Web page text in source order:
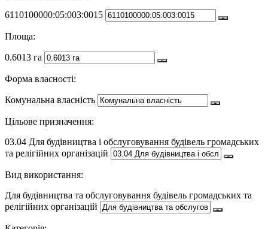
6110100000:05:003:0015
Площа:
0.6013 га
Форма власності:
Комунальна власність
Цільове призначення:
03.04 Для будівництва і обслуговування будівель громадських
та релігійних організацій
Вид використання:
Для будівництва та обслуговування будівель громадських та
релігійних організацій